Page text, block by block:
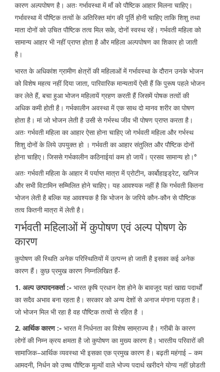
कारण अल्पपोषण है। अतः गर्भावस्था में माँ को पौष्टिक आहार मिलना चाहिए।
गर्भावस्था में पौष्टिक तत्वों के अतिरिक्त मांग की पूर्ति होनी चाहिए ताकि शिशु तथा
माता दोनों को उचित पौष्टिक तत्व मिल सके, दोनों स्वस्थ रहें। गर्भवती महिला को
सामान्य आहार भी नहीं प्राप्त होता है और महिला अल्पपोषण का शिकार हो जाती
है।
भारत के अधिकांश ग्रामीण क्षेत्रों की महिलाओं में गर्भावस्था के दौरान उनके भोजन
को विशेष महत्व नहीं दिया जाता, पारिवारिक मान्यतायें ऐसी हैं कि पुरूष पहले भोजन
कर लेते हैं, बचा हुआ भोजन महिलायें ग्रहण करती हैं जिसमें पोषक तत्वों की
अधिक कमी होती है। गर्भकालीन अवस्था में एक साथ दो मानव शरीर का पोषण
होता है। मां जो भोजन लेती है उसी से गर्भस्थ जीव भी पोषण प्राप्त करता है।
अतः गर्भवती महिला का आहार ऐसा होना चाहिए जो गर्भवती महिला और गर्भस्थ
शिशु दोनों के लिये उपयुक्त हो । गर्भवती का आहार संतुलित और पौष्टिक दोनों
होना चाहिए। जिससे गर्भकालीन कठिनाईयां कम हो जायें। प्रसव सामान्य हो।°
अतः गर्भवती महिला के आहार में पर्याप्त मात्रा में प्रोटीन, कार्बोहाइड्रेट, खनिज
और सभी विटामिन सम्मिलित होने चाहिए। यह आवश्यक नहीं है कि गर्भवती कितना
भोजन लेती है बल्कि यह आवश्यक है कि भोजन के जरिये कौन-कौन से पौष्टिक
तत्व कितनी मात्रा में लेती है।
गर्भवती महिलाओं में कुपोषण एवं अल्प पोषण के
कारण
कुपोषण की स्थिति अनेक परिस्थितियों में उत्पन्न हो जाती है इसका कई अनेक
कारण हैं। कुछ प्रमुख कारण निम्नलिखित हैं-
1. अल्प उत्पादनकर्ता :- भारत कृषि प्रधान देश होने के बावजूद यहां खाद्य पदार्थों
का सदैव अभाव बना रहता है। सरकार को अन्य देशों से अनाज मंगाना पड़ता है।
जो भोजन मिल भी रहा है वह पौष्टिक तत्वों से रहित है ।
2. आर्थिक कारण :- भारत में निर्धनता का विशेष साम्राज्य है। गरीबी के कारण
लोगों की निम्न क्रय क्षमता है जो कुपोषण का मुख्य कारण है। भारतीय परिवारों की
सामाजिक–आर्थिक व्यवस्था भी इसका एक प्रमुख कारण है। बढ़ती महंगाई – कम
आमदनी, निर्धन को उच्च पौष्टिक मूल्यों वाले भोज्य पदार्थ खरीदने योग्य नहीं छोडती